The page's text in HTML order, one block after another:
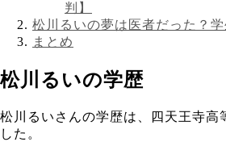
判】
松川るいの夢は医者だった？
まとめ
松川るいの学歴
松川るいさんの学歴は、四天王寺高
した。